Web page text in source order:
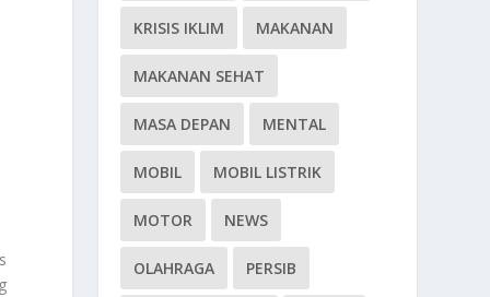
KRISIS IKLIM MAKANAN
MAKANAN SEHAT
MASA DEPAN MENTAL
MOBIL MOBIL LISTRIK
MOTOR NEWS
OLAHRAGA PERSIB